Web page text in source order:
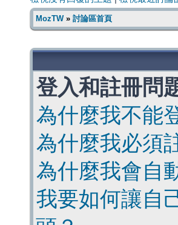
MozTW» 討論區首頁
登入和註冊問
為什麼我不能
為什麼我必須
為什麼我會自
我要如何讓自